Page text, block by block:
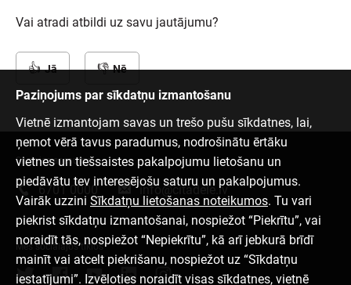
Vai atradi atbildi uz savu jautājumu?
Jā Nē
Paziņojums par sīkdatņu izmantošanu
Vietnē izmantojam savas un trešo pušu sīkdatnes, lai,
ņemot vērā tavus paradumus, nodrošinātu ērtāku
vietnes un tiešsaistes pakalpojumu lietošanu un
piedāvātu tev interesējošu saturu un pakalpojumus.
Vairāk uzzini Sīkdatņu lietošanas noteikumos. Tu vari
piekrist sīkdatņu izmantošanai, nospiežot “Piekrītu”, vai
noraidīt tās, nospiežot “Nepiekrītu”, kā arī jebkurā brīdī
mainīt vai atcelt piekrišanu, nospiežot uz “Sīkdatņu
iestatījumi”. Izvēloties noraidīt visas sīkdatnes, vietnē
Sazinies ar mums
6701 0000 info@citadele.lv
Mēs sociālajos tīklos